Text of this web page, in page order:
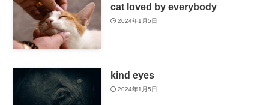
cat loved by everybody
2024年1月5日
kind eyes
2024年1月5日